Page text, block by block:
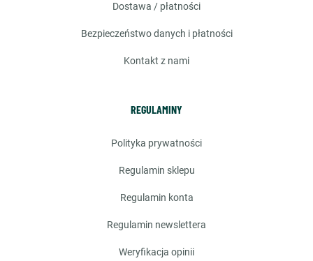
dostawa / płatności
bezpieczeństwo danych i płatności
kontakt z nami
REGULAMINY
polityka prywatności
regulamin sklepu
regulamin konta
regulamin newslettera
weryfikacja opinii